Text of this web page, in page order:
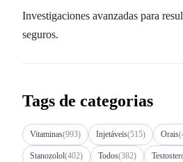
Investigaciones avanzadas para
seguros.
Tags de categorias
Vitaminas(993) Injetáveis(515) Orais
Stanozolol(402) Todos(382)